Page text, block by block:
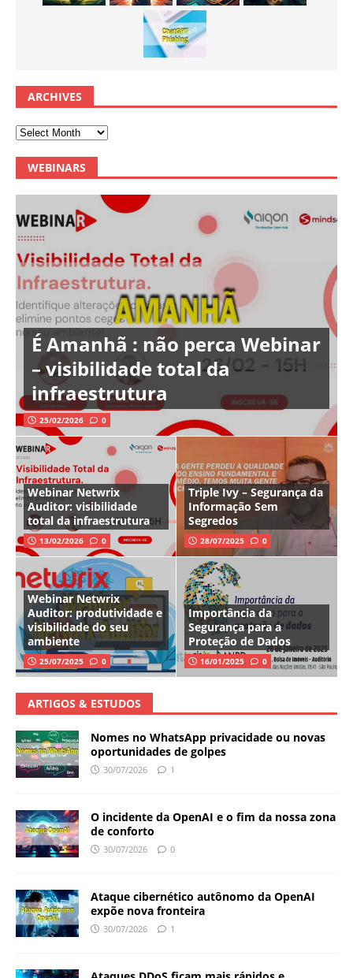
ARCHIVES
WEBINARS
É Amanhã : não perca Webinar
– visibilidade total da
infraestrutura
25/02/2026 0
Webinar Netwrix
Auditor: visibilidade
total da infraestrutura
13/02/2026 0
Triple Ivy – Segurança da
Informação Sem
Segredos
28/07/2025 0
Webinar Netwrix
Auditor: produtividade e
visibilidade do seu
ambiente
25/07/2025 0
Importância da
Segurança para a
Proteção de Dados
16/01/2025 0
ARTIGOS & ESTUDOS
Nomes no WhatsApp privacidade ou novas
oportunidades de golpes
30/07/2026 1
O incidente da OpenAI e o fim da nossa zona
de conforto
30/07/2026 0
Ataque cibernético autônomo da OpenAI
expõe nova fronteira
30/07/2026 1